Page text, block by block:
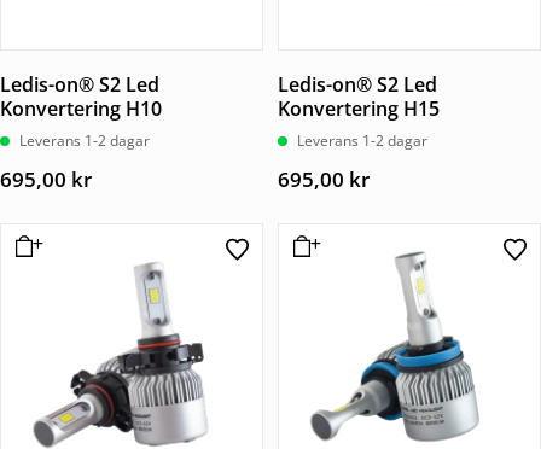
Ledis-on® S2 Led
Konvertering H10
Leverans 1-2 dagar
695,00 kr
Ledis-on® S2 Led
Konvertering H15
Leverans 1-2 dagar
695,00 kr